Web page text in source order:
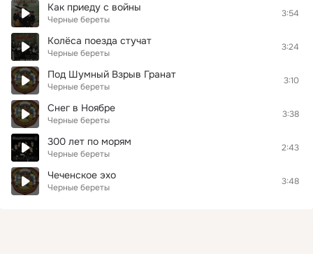
Как приеду с войны
Черные береты
3:54
Колёса поезда стучат
Черные береты
3:24
Под Шумный Взрыв Гранат
Черные береты
3:10
Снег в Ноябре
Черные береты
3:38
300 лет по морям
Черные береты
2:43
Чеченское эхо
Черные береты
3:48